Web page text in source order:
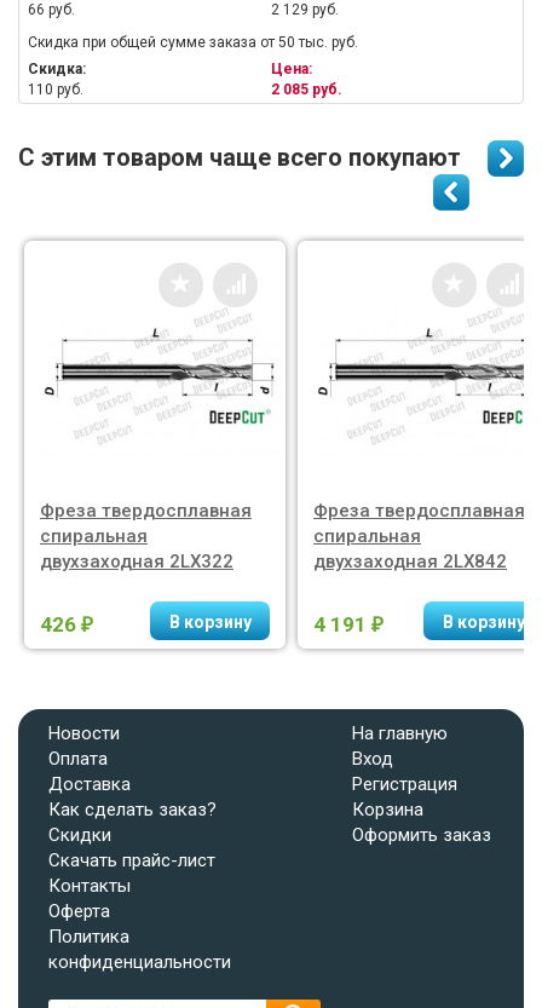
66 руб.
2 129 руб.
Скидка при общей сумме заказа от 50 тыс. руб.
Скидка:
110 руб.
Цена:
2 085 руб.
С этим товаром чаще всего покупают
Фреза твердосплавная
спиральная
двухзаходная 2LX322
426 ₽
Фреза твердосплавная
спиральная
двухзаходная 2LX842
4 191 ₽
Новости
Оплата
Доставка
Как сделать заказ?
Скидки
Скачать прайс-лист
Контакты
Оферта
Политика
конфиденциальности
На главную
Вход
Регистрация
Корзина
Оформить заказ